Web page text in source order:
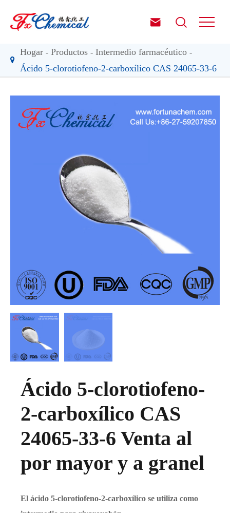
 
Hogar Productos
Intermedio farmacéutico
Ácido 5-clorotiofeno-2-carboxílico CAS 24065-33-6
Ácido 5-clorotiofeno-
2-carboxílico CAS
24065-33-6 Venta al
por mayor y a granel
El ácido 5-clorotiofeno-2-carboxílico se utiliza como